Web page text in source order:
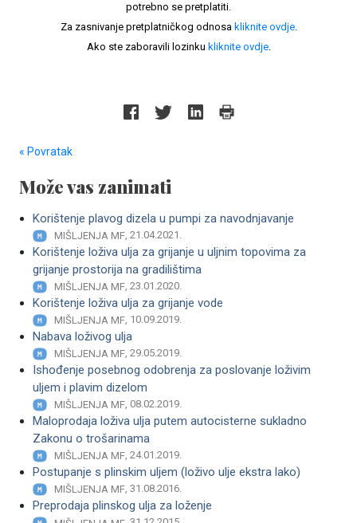
potrebno se pretplatiti.
Za zasnivanje pretplatničkog odnosa kliknite ovdje.
Ako ste zaboravili lozinku kliknite ovdje.
« Povratak
Može vas zanimati
Korištenje plavog dizela u pumpi za navodnjavanje
MIŠLJENJA MF, 21.04.2021.
Korištenje loživa ulja za grijanje u uljnim topo­vima za
grijanje prostorija na gradilištima
MIŠLJENJA MF, 23.01.2020.
Korištenje loživa ulja za grijanje vode
MIŠLJENJA MF, 10.09.2019.
Nabava loživog ulja
MIŠLJENJA MF, 29.05.2019.
Ishođenje posebnog odobrenja za poslovanje loživim
uljem i plavim dizelom
MIŠLJENJA MF, 08.02.2019.
Maloprodaja loživa ulja putem autocisterne sukladno
Zakonu o trošarinama
MIŠLJENJA MF, 24.01.2019.
Postupanje s plinskim uljem (loživo ulje ekstra lako)
MIŠLJENJA MF, 31.08.2016.
Preprodaja plinskog ulja za loženje